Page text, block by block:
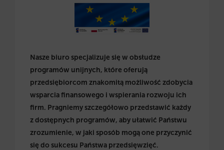
Nasze biuro specjalizuje się w obsłudze
programów unijnych, które oferują
przedsiębiorcom znakomitą możliwość zdobycia
wsparcia finansowego i wspierania rozwoju ich
firm. Pragniemy szczegółowo przedstawić każdy
z dostępnych programów, aby ułatwić Państwu
zrozumienie, w jaki sposób mogą one przyczynić
się do sukcesu Państwa przedsięwzięć.